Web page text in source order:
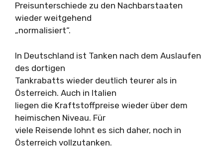
Preisunterschiede zu den Nachbarstaaten
wieder weitgehend
„normalisiert“.
In Deutschland ist Tanken nach dem Auslaufen
des dortigen
Tankrabatts wieder deutlich teurer als in
Österreich. Auch in Italien
liegen die Kraftstoffpreise wieder über dem
heimischen Niveau. Für
viele Reisende lohnt es sich daher, noch in
Österreich vollzutanken.